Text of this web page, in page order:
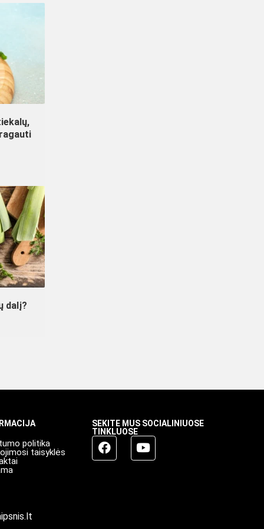
dalį?
politika
taisyklės
SEKITE MUS SOCIALINIUOSE
TINKLUOSE